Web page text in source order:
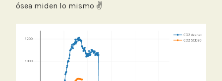
ósea miden lo mismo ✌️